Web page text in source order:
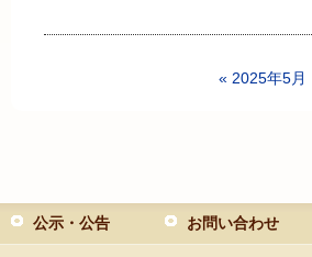
« 2025年5月
公示・公告 お問い合わせ